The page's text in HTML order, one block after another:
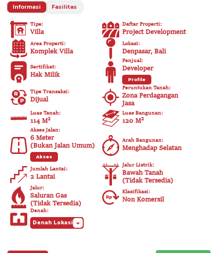
Informasi Fasilitas
Tipe:
Villa
Daftar Properti:
Project Development
Area Properti:
Komplek Villa
Lokasi:
Denpasar, Bali
Sertifikat:
Hak Milik
Penjual:
Developer
Profile
Tipe Transaksi:
Dijual
Peruntukan Tanah:
Zona Perdagangan
Jasa
Luas Tanah:
114 M²
Luas Bangunan:
120 M²
Akses Jalan:
6 Meter
(Bukan Jalan Umum)
Akses
Arah Bangunan:
Menghadap Selatan
Jumlah Lantai:
2 Lantai
Jalur Listrik:
Bawah Tanah
(Tidak Tersedia)
Jalur:
Saluran Gas
(Tidak Tersedia)
Klasifikasi:
Non Komersil
Denah:
Denah Lokasi